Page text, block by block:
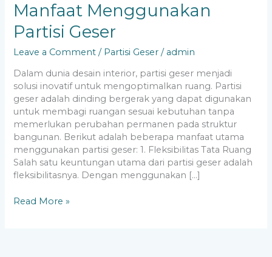
Manfaat Menggunakan
Partisi Geser
Leave a Comment / Partisi Geser / admin
Dalam dunia desain interior, partisi geser menjadi
solusi inovatif untuk mengoptimalkan ruang. Partisi
geser adalah dinding bergerak yang dapat digunakan
untuk membagi ruangan sesuai kebutuhan tanpa
memerlukan perubahan permanen pada struktur
bangunan. Berikut adalah beberapa manfaat utama
menggunakan partisi geser: 1. Fleksibilitas Tata Ruang
Salah satu keuntungan utama dari partisi geser adalah
fleksibilitasnya. Dengan menggunakan […]
Read More »